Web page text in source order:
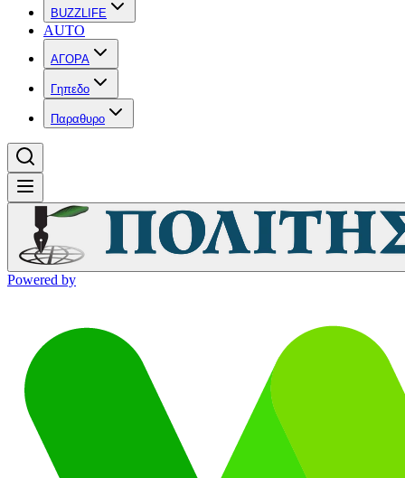
BUZZLIFE
AUTO
ΑΓΟΡΑ
Γηπεδο
Παραθυρο
Powered by